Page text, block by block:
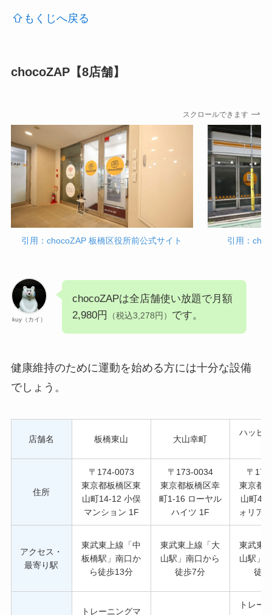
もくじへ戻る
chocoZAP【8店舗】
スクロールできます
引用：chocoZAP 板橋区役所前公式サイト 引用：
kuy（カイ）
chocoZAPは全店舗使い放題で月額
2,980円
（税込3,278円） です。
健康維持のために運動を始める方には十分な設備
でしょう。
店舗名 板橋東山 大山幸町
ハッピ
住所
〒174-0073
東京都板橋区東
山町14-12 小俣
マンション 1F
〒173-0034
東京都板橋区幸
町1-16 ローヤル
ハイツ 1F
〒
東京都
山町4-
ォリア
アクセス・
最寄り駅
東武東上線「中
板橋駅」南口か
ら徒歩13分
東武東上線「大
山駅」南口から
徒歩7分
東武東
山駅」
徒
トレーニングマ
トレー